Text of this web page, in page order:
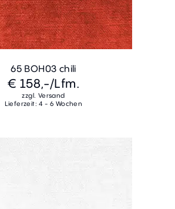
65 BOH03 chili
€ 158,-/Lfm.
zzgl. Versand
Lieferzeit: 4 - 6 Wochen